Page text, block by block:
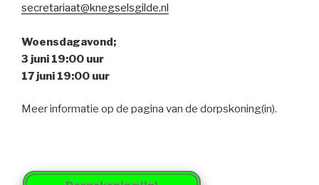
secretariaat@knegselsgilde.nl
Woensdagavond;
3 juni 19:00 uur
17 juni 19:00 uur
Meer informatie op de pagina van de dorpskoning(in).